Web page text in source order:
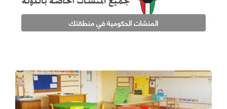
المنشات الحكومية في منطقتك